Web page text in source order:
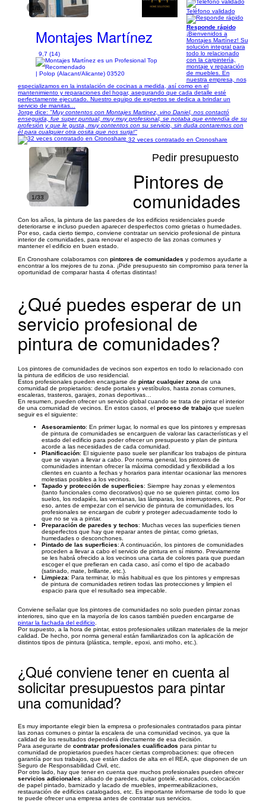
1/8
Montajes Martínez
9,7 (14)
| Polop (Alacant/Alicante) 03520
Teléfono validado
Responde rápido
¡Bienvenidos a
Montajes Martínez! Su
solución integral para
todo lo relacionado
con la carpintería,
montaje y reparación
de muebles. En
nuestra empresa, nos
especializamos en la instalación de cocinas a medida, así como en el
mantenimiento y reparaciones del hogar, asegurando que cada detalle esté
perfectamente ejecutado. Nuestro equipo de expertos se dedica a brindar un
servicio de manitas...
Jorge dice: "Muy contentos con Montajes Martinez, vino Daniel, nos contactó
enseguida, fue super puntual, muy muy profesional, se notaba que entendía de su
profesión y que le gusta, muy contentos con su servicio, sin duda contaremos con
él para cualquier otra cosita que nos surja!"
32 veces contratado en Cronoshare
1/33
Pedir presupuesto
Pintores de
comunidades
Con los años, la pintura de las paredes de los edificios residenciales puede
deteriorarse e incluso pueden aparecer desperfectos como grietas o humedades.
Por eso, cada cierto tiempo, conviene contratar un servicio profesional de pintura
interior de comunidades, para renovar el aspecto de las zonas comunes y
mantener el edificio en buen estado.
En Cronoshare colaboramos con pintores de comunidades y podemos ayudarte a
encontrar a los mejores de tu zona. ¡Pide presupuesto sin compromiso para tener la
oportunidad de comparar hasta 4 ofertas distintas!
¿Qué puedes esperar de un
servicio profesional de
pintura de comunidades?
Los pintores de comunidades de vecinos son expertos en todo lo relacionado con
la pintura de edificios de uso residencial.
Estos profesionales pueden encargarse de pintar cualquier zona de una
comunidad de propietarios: desde portales y vestíbulos, hasta zonas comunes,
escaleras, trasteros, garajes, zonas deportivas…
En resumen, pueden ofrecer un servicio global cuando se trata de pintar el interior
de una comunidad de vecinos. En estos casos, el proceso de trabajo que suelen
seguir es el siguiente:
Asesoramiento: En primer lugar, lo normal es que los pintores y empresas
de pintura de comunidades se encarguen de valorar las características y el
estado del edificio para poder ofrecer un presupuesto y plan de pintura
acorde a las necesidades de cada comunidad.
Planificación: El siguiente paso suele ser planificar los trabajos de pintura
que se vayan a llevar a cabo. Por norma general, los pintores de
comunidades intentan ofrecer la máxima comodidad y flexibilidad a los
clientes en cuanto a fechas y horarios para intentar ocasionar las menores
molestias posibles a los vecinos.
Tapado y protección de superficies: Siempre hay zonas y elementos
(tanto funcionales como decorativos) que no se quieren pintar, como los
suelos, los rodapiés, las ventanas, las lámparas, los interruptores, etc. Por
eso, antes de empezar con el servicio de pintura de comunidades, los
profesionales se encargan de cubrir y proteger adecuadamente todo lo
que no se va a pintar.
Preparación de paredes y techos: Muchas veces las superficies tienen
desperfectos que hay que reparar antes de pintar, como grietas,
humedades o desconchones.
Pintado de las superficies: A continuación, los pintores de comunidades
proceden a llevar a cabo el servicio de pintura en sí mismo. Previamente
se les habrá ofrecido a los vecinos una carta de colores para que puedan
escoger el que prefieran en cada caso, así como el tipo de acabado
(satinado, mate, brillante, etc.).
Limpieza: Para terminar, lo más habitual es que los pintores y empresas
de pintura de comunidades retiren todas las protecciones y limpien el
espacio para que el resultado sea impecable.
Conviene señalar que los pintores de comunidades no solo pueden pintar zonas
interiores, sino que en la mayoría de los casos también pueden encargarse de
pintar la fachada del edificio
Por supuesto, a la hora de pintar, estos profesionales utilizan materiales de la mejor
calidad. De hecho, por norma general están familiarizados con la aplicación de
distintos tipos de pintura (plástica, temple, epoxi, anti moho, etc.).
¿Qué conviene tener en cuenta al
solicitar presupuestos para pintar
una comunidad?
Es muy importante elegir bien la empresa o profesionales contratados para pintar
las zonas comunes o pintar la escalera de una comunidad vecinos, ya que la
calidad de los resultados dependerá directamente de esa decisión.
Para asegurarte de contratar profesionales cualificados para pintar tu
comunidad de propietarios puedes hacer ciertas comprobaciones: que ofrecen
garantía por sus trabajos, que están dados de alta en el REA, que disponen de un
Seguro de Responsabilidad Civil, etc.
Por otro lado, hay que tener en cuenta que muchos profesionales pueden ofrecer
servicios adicionales: alisado de paredes, quitar gotelé, estucados, colocación
de papel pintado, barnizado y lacado de muebles, impermeabilizaciones,
restauración de edificios catalogados, etc. Es importante informarse de todo lo que
te puede ofrecer una empresa antes de contratar sus servicios.